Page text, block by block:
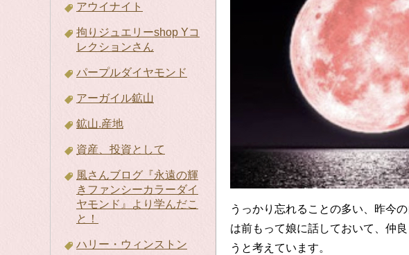
アウイナイト
拘りジュエリーshop Yコ
レクションさん
パープルダイヤモンド
アーガイル鉱山
鉱山.産地
資産、投資として
風さんブログ『永遠の輝
きファンシーカラーダイ
ヤモンド』より学んだこ
と！
ハリー・ウィンストン
うっかり忘れることの多い、昨今
は前もって娘に話しておいて、仲
うと考えています。